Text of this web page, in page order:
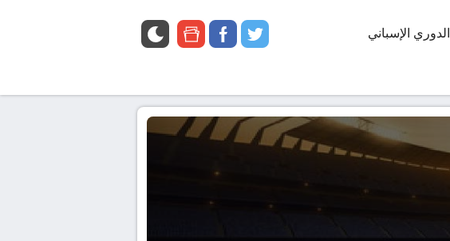
الدوري الإسباني twitter
facebook
google